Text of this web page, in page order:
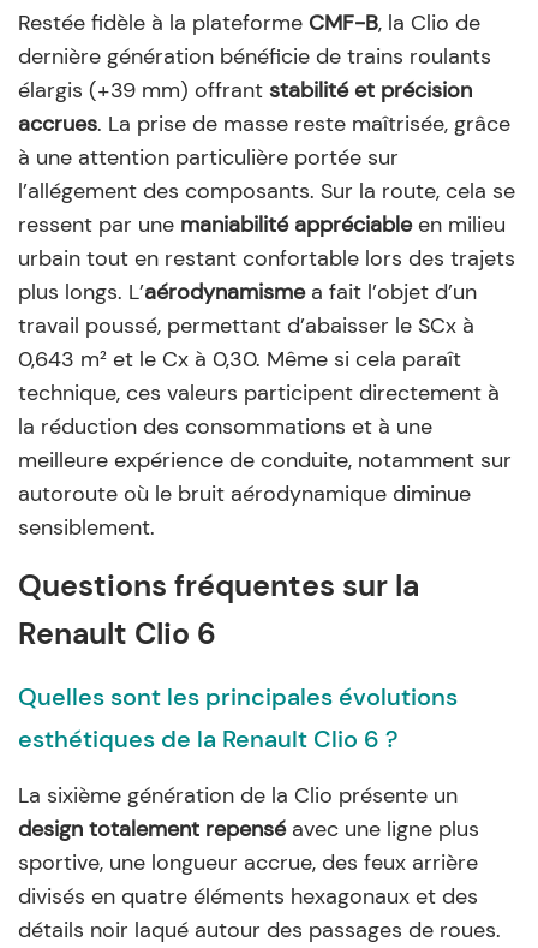
Restée fidèle à la plateforme CMF-B, la Clio de
dernière génération bénéficie de trains roulants
élargis (+39 mm) offrant stabilité et précision
accrues. La prise de masse reste maîtrisée, grâce
à une attention particulière portée sur
l’allégement des composants. Sur la route, cela se
ressent par une maniabilité appréciableen milieu
urbain tout en restant confortable lors des trajets
plus longs. L’aérodynamismea fait l’objet d’un
travail poussé, permettant d’abaisser le SCx à
0,643 m² et le Cx à 0,30. Même si cela paraît
technique, ces valeurs participent directement à
la réduction des consommations et à une
meilleure expérience de conduite, notamment sur
autoroute où le bruit aérodynamique diminue
sensiblement.
Questions fréquentes sur la
Renault Clio 6
Quelles sont les principales évolutions
esthétiques de la Renault Clio 6 ?
La sixième génération de la Clio présente un
design totalement repenséavec une ligne plus
sportive, une longueur accrue, des feux arrière
divisés en quatre éléments hexagonaux et des
détails noir laqué autour des passages de roues.